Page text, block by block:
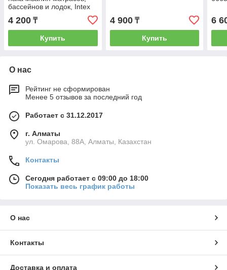
бассейнов и лодок, Intex
4 200 ₸
Купить
4 900₸
Купить
6
О нас
Рейтинг не сформирован
Менее 5 отзывов за последний год
Работает с 31.12.2017
г. Алматы
ул. Омарова, 88А, Алматы, Казахстан
Контакты
Сегодня работает с 09:00 до 18:00
Показать весь график работы
О нас
Контакты
Доставка и оплата